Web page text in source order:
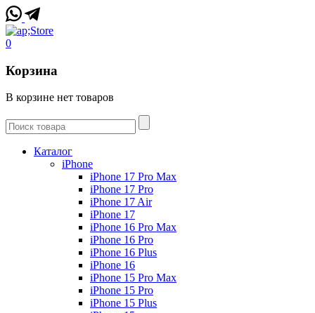
0
Корзина
В корзине нет товаров
Каталог
iPhone
iPhone 17 Pro Max
iPhone 17 Pro
iPhone 17 Air
iPhone 17
iPhone 16 Pro Max
iPhone 16 Pro
iPhone 16 Plus
iPhone 16
iPhone 15 Pro Max
iPhone 15 Pro
iPhone 15 Plus